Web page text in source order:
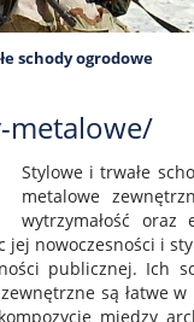
schody ogrodowe
metalowe/
Stylowe i trwałe
metalowe
wytrzymałość
nowoczesności i
publicznej. Ich
są łatwe
między